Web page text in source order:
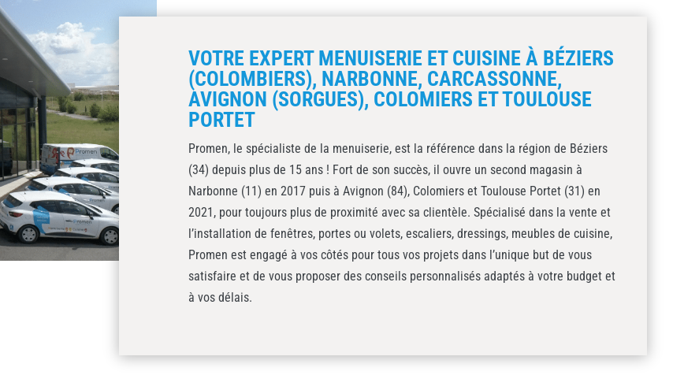
VOTRE EXPERT MENUISERIE ET CUISINE À BÉZIERS
(COLOMBIERS), NARBONNE, CARCASSONNE,
AVIGNON (SORGUES), COLOMIERS ET TOULOUSE
PORTET
Promen, le spécialiste de la menuiserie, est la référence dans la région de Béziers
(34) depuis plus de 15 ans ! Fort de son succès, il ouvre un second magasin à
Narbonne (11) en 2017 puis à Avignon (84), Colomiers et Toulouse Portet (31) en
2021, pour toujours plus de proximité avec sa clientèle. Spécialisé dans la vente et
l’installation de fenêtres, portes ou volets, escaliers, dressings, meubles de cuisine,
Promen est engagé à vos côtés pour tous vos projets dans l’unique but de vous
satisfaire et de vous proposer des conseils personnalisés adaptés à votre budget et
à vos délais.